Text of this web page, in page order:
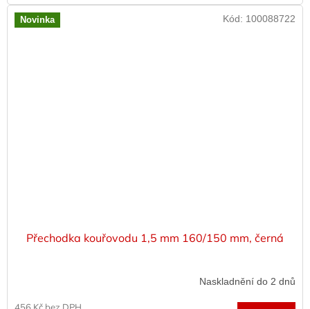
Novinka
Přechodka kouřovodu 1,5 mm 160/150 mm, černá
Naskladnění do 2 dnů
Kód: 100088722